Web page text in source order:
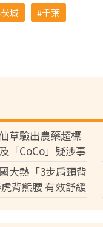
茨城
千葉
草驗出農藥超標
「CoCo」疑涉事
流入市面
大熱「3步肩頸背
背熊腰 有效舒緩
背